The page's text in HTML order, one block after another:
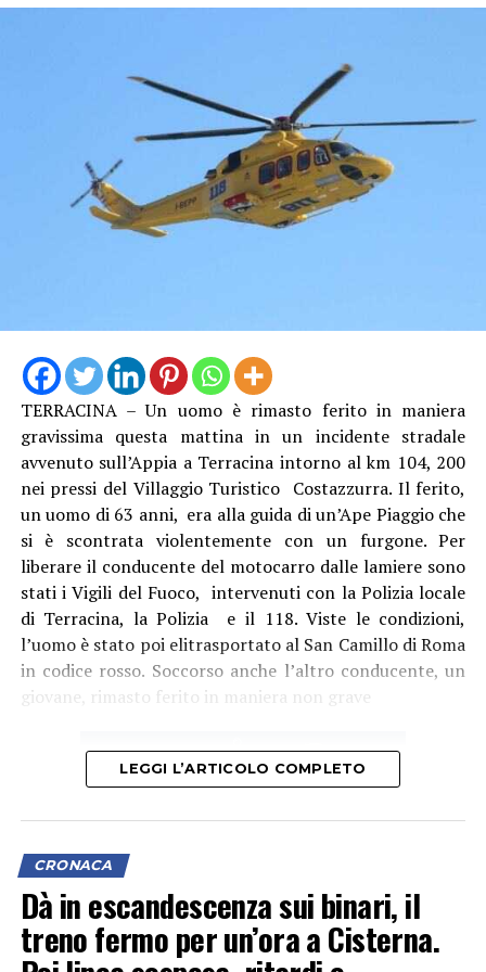
carenza di personale che unita a un parco mezzi che non
è più efficiente ed efficace come dovrebbe essere, non
potrà garantire, secondo noi, per questa estate, un
servizio eccellente. E siamo anche preoccupati per
l’inizio della stagione scolastica, quando andrà garantito
agli studenti il diritto alla mobilità che è sacrosanto”.
Audio
Player
00:00 00:00
Per il sindacalista, che martedì sedeva al tavolo con
altre due sigle, Cgil e Uil, ci sono due motivi
fondamentali: “Se non si revoca la procedura o si chiude
con un esito positivo la procedura di licenziamento
collettivo, diventa un problema assumere, e qui serve
assumere. Inoltre, se non si fanno interventi usando, in
traffico che sono in positivo e sono aumentati negli
ultimi tre anni con una media importante, per
queste due strade non credo che ci sia una via d’uscita
sul futuro del trasporto pubblico”, dice Errico.
Il servizio in città, intanto, prosegue tra corse si e corse
no. “I disagi stanno continuando, ma non per colpa dei
TERRACINA – Un uomo è rimasto ferito in maniera
gravissima questa mattina in un incidente stradale
avvenuto sull’Appia a Terracina intorno al km 104, 200
nei pressi del Villaggio Turistico Costazzurra. Il ferito,
un uomo di 63 anni, era alla guida di un’Ape Piaggio che
si è scontrata violentemente con un furgone. Per
liberare il conducente del motocarro dalle lamiere sono
stati i Vigili del Fuoco, intervenuti con la Polizia locale
di Terracina, la Polizia e il 118. Viste le condizioni,
l’uomo è stato poi elitrasportato al San Camillo di Roma
in codice rosso. Soccorso anche l’altro conducente, un
giovane, rimasto ferito in maniera non grave
LEGGI L’ARTICOLO COMPLETO
CRONACA
Dà in escandescenza sui binari, il
treno fermo per un’ora a Cisterna.